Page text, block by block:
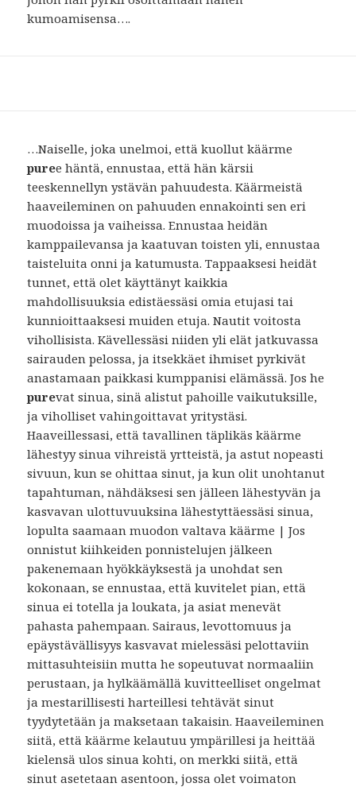
kumoamisensa….
…Naiselle, joka unelmoi, että kuollut käärme
puree häntä, ennustaa, että hän kärsii
teeskennellyn ystävän pahuudesta. Käärmeistä
haaveileminen on pahuuden ennakointi sen eri
muodoissa ja vaiheissa. Ennustaa heidän
kamppailevansa ja kaatuvan toisten yli, ennustaa
taisteluita onni ja katumusta. Tappaaksesi heidät
tunnet, että olet käyttänyt kaikkia
mahdollisuuksia edistäessäsi omia etujasi tai
kunnioittaaksesi muiden etuja. Nautit voitosta
vihollisista. Kävellessäsi niiden yli elät jatkuvassa
sairauden pelossa, ja itsekkäet ihmiset pyrkivät
anastamaan paikkasi kumppanisi elämässä. Jos he
purevat sinua, sinä alistut pahoille vaikutuksille,
ja viholliset vahingoittavat yritystäsi.
Haaveillessasi, että tavallinen täplikäs käärme
lähestyy sinua vihreistä yrtteistä, ja astut nopeasti
sivuun, kun se ohittaa sinut, ja kun olit unohtanut
tapahtuman, nähdäksesi sen jälleen lähestyvän ja
kasvavan ulottuvuuksina lähestyttäessäsi sinua,
lopulta saamaan muodon valtava käärme | Jos
onnistut kiihkeiden ponnistelujen jälkeen
pakenemaan hyökkäyksestä ja unohdat sen
kokonaan, se ennustaa, että kuvitelet pian, että
sinua ei totella ja loukata, ja asiat menevät
pahasta pahempaan. Sairaus, levottomuus ja
epäystävällisyys kasvavat mielessäsi pelottaviin
mittasuhteisiin mutta he sopeutuvat normaaliin
perustaan, ja hylkäämällä kuvitteelliset ongelmat
ja mestarillisesti harteillesi tehtävät sinut
tyydytetään ja maksetaan takaisin. Haaveileminen
siitä, että käärme kelautuu ympärillesi ja heittää
kielensä ulos sinua kohti, on merkki siitä, että
sinut asetetaan asentoon, jossa olet voimaton